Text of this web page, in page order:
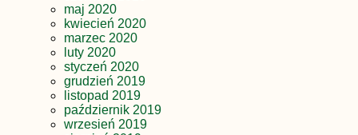
maj 2020
kwiecień 2020
marzec 2020
luty 2020
styczeń 2020
grudzień 2019
listopad 2019
październik 2019
wrzesień 2019